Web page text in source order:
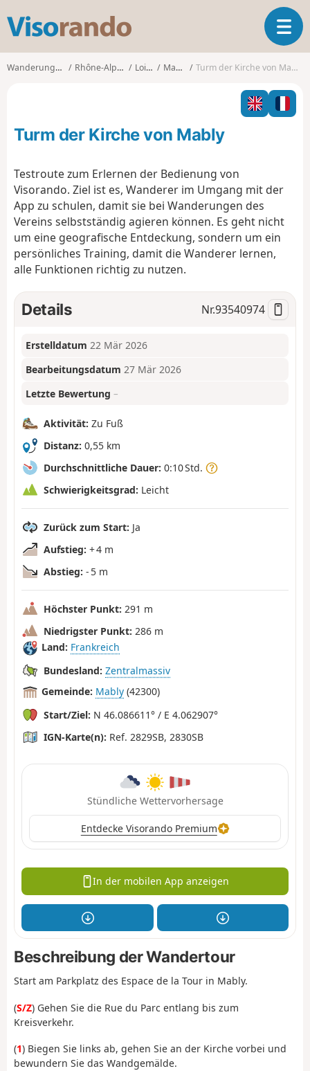
s
o
o
T
o
g
l
n
a
i
Wanderungen Rhône-Alpes Loire Mably Turm der Kirche von Mably
Turm der Kirche von Mably
Testroute zum Erlernen der Bedienung von
Visorando. Ziel ist es, Wanderer im Umgang mit der
App zu schulen, damit sie bei Wanderungen des
Vereins selbstständig agieren können. Es geht nicht
um eine geografische Entdeckung, sondern um ein
persönliches Training, damit die Wanderer lernen,
alle Funktionen richtig zu nutzen.
Details Nr.93540974
Erstelldatum 22 Mär 2026
Bearbeitungsdatum 27 Mär 2026
Letzte Bewertung –
Aktivität: Zu Fuß
Distanz: 0,55 km
Durchschnittliche Dauer: 0:10 Std.
Schwierigkeitsgrad: Leicht
Zurück zum Start: Ja
Aufstieg: + 4 m
Abstieg: - 5 m
Höchster Punkt: 291 m
Niedrigster Punkt: 286 m
Land: Frankreich
Bundesland: Zentralmassiv
Gemeinde: Mably (42300)
Start/Ziel: N 46.086611° / E 4.062907°
IGN-Karte(n): Ref. 2829SB, 2830SB
Stündliche Wettervorhersage
Entdecke Visorando Premium
In der mobilen App anzeigen
Beschreibung der Wandertour
Start am Parkplatz des Espace de la Tour in Mably.
(S/Z) Gehen Sie die Rue du Parc entlang bis zum
Kreisverkehr.
(1) Biegen Sie links ab, gehen Sie an der Kirche vorbei und
bewundern Sie das Wandgemälde.